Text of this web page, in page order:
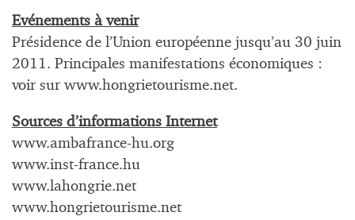
Evénements à venir
Présidence de l’Union européenne jusqu’au 30 juin
2011. Principales manifestations économiques :
voir sur www.hongrietourisme.net.
Sources d’informations Internet
www.ambafrance-hu.org
www.inst-france.hu
www.lahongrie.net
www.hongrietourisme.net